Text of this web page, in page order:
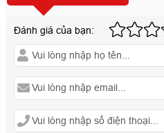
Đánh giá của bạn: